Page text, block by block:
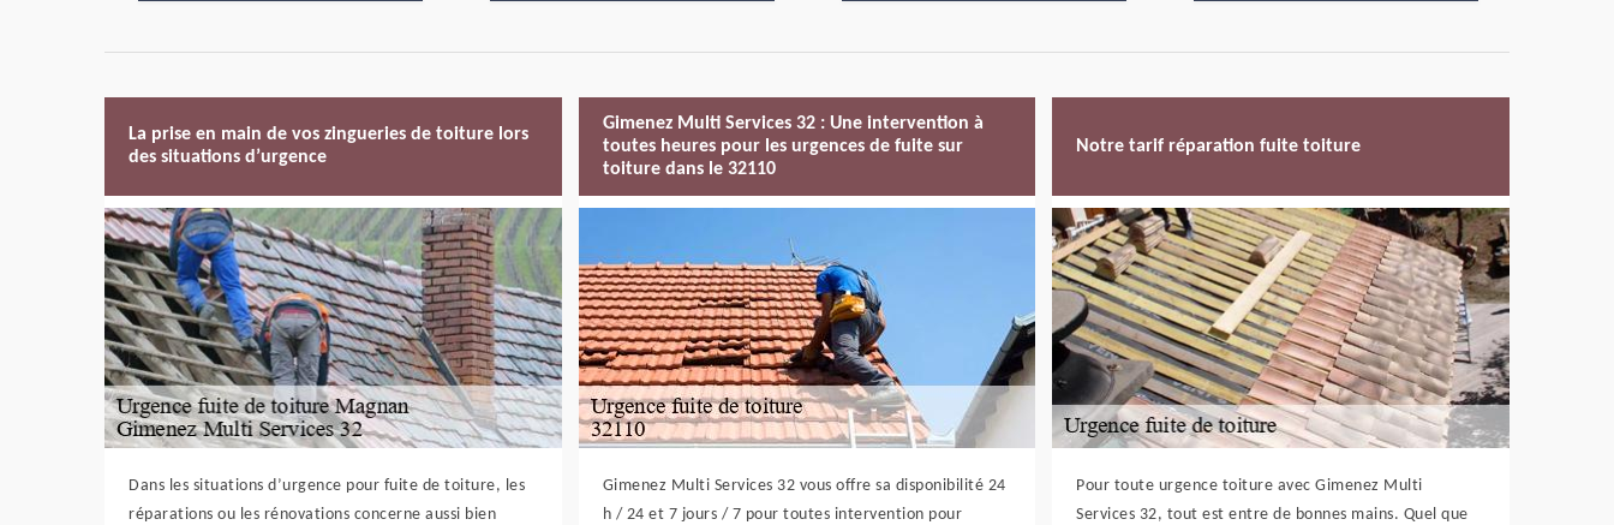
La prise en main de vos zingueries de toiture lors
des situations d’urgence
Dans les situations d’urgence pour fuite de toiture, les
réparations ou les rénovations concerne aussi bien
Gimenez Multi Services 32 : Une intervention à
toutes heures pour les urgences de fuite sur
toiture dans le 32110
Gimenez Multi Services 32 vous offre sa disponibilité 24
h / 24 et 7 jours / 7 pour toutes intervention pour
Notre tarif réparation fuite toiture
Pour toute urgence toiture avec Gimenez Multi
Services 32, tout est entre de bonnes mains. Quel que